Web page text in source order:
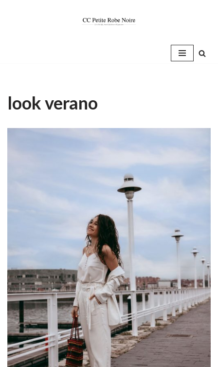
look verano